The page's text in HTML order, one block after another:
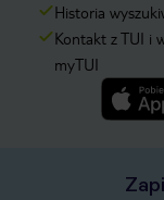
Historia
Kontakt z TUI i
myTUI